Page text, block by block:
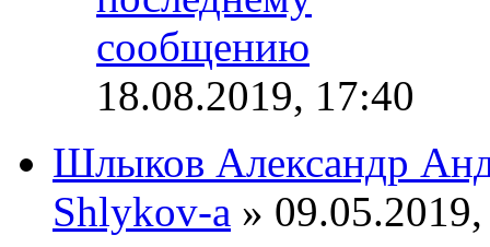
18.08.2019, 17:40
Шлыков Александр
Shlykov-a »